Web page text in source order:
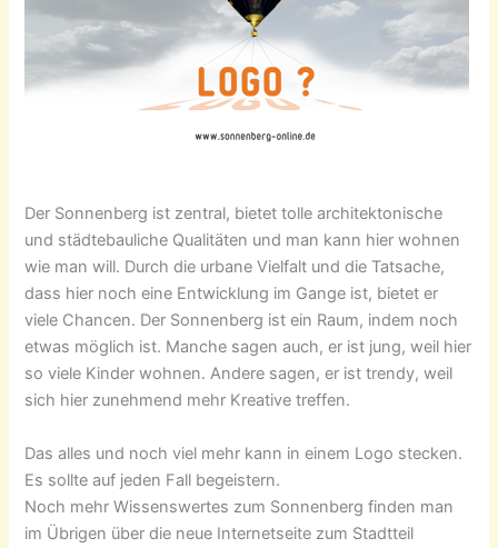
Der Sonnenberg ist zentral, bietet tolle architektonische
und städtebauliche Qualitäten und man kann hier wohnen
wie man will. Durch die urbane Vielfalt und die Tatsache,
dass hier noch eine Entwicklung im Gange ist, bietet er
viele Chancen. Der Sonnenberg ist ein Raum, indem noch
etwas möglich ist. Manche sagen auch, er ist jung, weil hier
so viele Kinder wohnen. Andere sagen, er ist trendy, weil
sich hier zunehmend mehr Kreative treffen.
Das alles und noch viel mehr kann in einem Logo stecken.
Es sollte auf jeden Fall begeistern.
Noch mehr Wissenswertes zum Sonnenberg finden man
im Übrigen über die neue Internetseite zum Stadtteil